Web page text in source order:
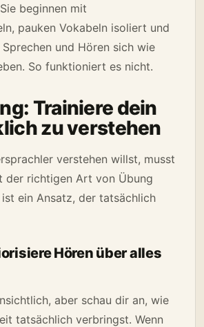
beginnen mit
pauken Vokabeln isoliert und
und Hören sich wie
So funktioniert es nicht.
Trainiere dein
zu verstehen
verstehen willst, musst
der richtigen Art von Übung
ein Ansatz, der tatsächlich
Hören über alles
aber schau dir an, wie
tatsächlich verbringst. Wenn